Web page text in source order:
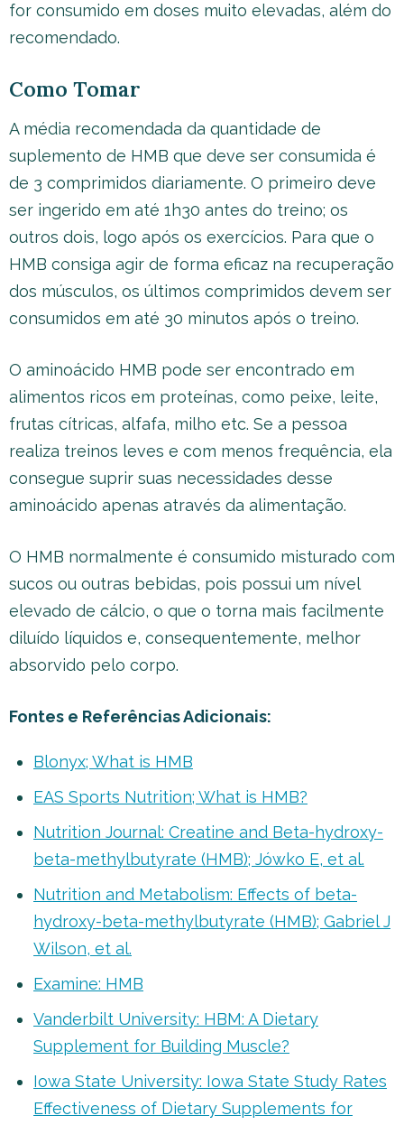
for consumido em doses muito elevadas, além do
recomendado.
Como Tomar
A média recomendada da quantidade de
suplemento de HMB que deve ser consumida é
de 3 comprimidos diariamente. O primeiro deve
ser ingerido em até 1h30 antes do treino; os
outros dois, logo após os exercícios. Para que o
HMB consiga agir de forma eficaz na recuperação
dos músculos, os últimos comprimidos devem ser
consumidos em até 30 minutos após o treino.
O aminoácido HMB pode ser encontrado em
alimentos ricos em proteínas, como peixe, leite,
frutas cítricas, alfafa, milho etc. Se a pessoa
realiza treinos leves e com menos frequência, ela
consegue suprir suas necessidades desse
aminoácido apenas através da alimentação.
O HMB normalmente é consumido misturado com
sucos ou outras bebidas, pois possui um nível
elevado de cálcio, o que o torna mais facilmente
diluído líquidos e, consequentemente, melhor
absorvido pelo corpo.
Fontes e Referências Adicionais:
Blonyx; What is HMB
EAS Sports Nutrition; What is HMB?
Nutrition Journal: Creatine and Beta-hydroxy-
beta-methylbutyrate (HMB); Jówko E, et al.
Nutrition and Metabolism: Effects of beta-
hydroxy-beta-methylbutyrate (HMB); Gabriel J
Wilson, et al.
Examine: HMB
Vanderbilt University: HBM: A Dietary
Supplement for Building Muscle?
Iowa State University: Iowa State Study Rates
Effectiveness of Dietary Supplements for